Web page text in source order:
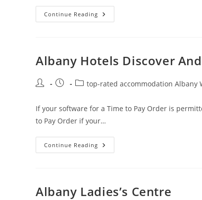
Continue Reading The
20
In
Albany
Albany Hotels Discover
Post
Post
Posttop-rated accommodation Albany
If your software for a Time to Pay Order is
to Pay Order if your…
Continue Reading Albany
Hotels
Deals
On
Albany Ladies’s Centre